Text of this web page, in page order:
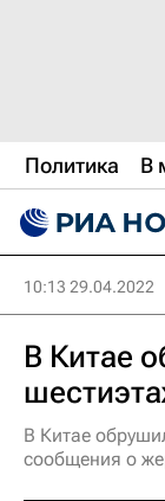
Политика В
10:13 29.04.2022
В Китае
В Китае
сообщения о